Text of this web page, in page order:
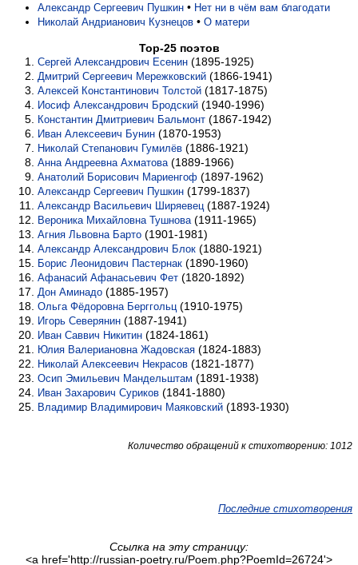
Александр Сергеевич Пушкин • Нет ни в чём вам благодати
Николай Андрианович Кузнецов • О матери
Top-25 поэтов
Сергей Александрович Есенин (1895-1925)
Дмитрий Сергеевич Мережковский (1866-1941)
Алексей Константинович Толстой (1817-1875)
Иосиф Александрович Бродский (1940-1996)
Константин Дмитриевич Бальмонт (1867-1942)
Иван Алексеевич Бунин (1870-1953)
Николай Степанович Гумилёв (1886-1921)
Анна Андреевна Ахматова (1889-1966)
Анатолий Борисович Мариенгоф (1897-1962)
Александр Сергеевич Пушкин (1799-1837)
Александр Васильевич Ширяевец (1887-1924)
Вероника Михайловна Тушнова (1911-1965)
Агния Львовна Барто (1901-1981)
Александр Александрович Блок (1880-1921)
Борис Леонидович Пастернак (1890-1960)
Афанасий Афанасьевич Фет (1820-1892)
Дон Аминадо (1885-1957)
Ольга Фёдоровна Берггольц (1910-1975)
Игорь Северянин (1887-1941)
Иван Саввич Никитин (1824-1861)
Юлия Валериановна Жадовская (1824-1883)
Николай Алексеевич Некрасов (1821-1877)
Осип Эмильевич Мандельштам (1891-1938)
Иван Захарович Суриков (1841-1880)
Владимир Владимирович Маяковский (1893-1930)
Количество обращений к стихотворению: 1012
Последние стихотворения
Ссылка на эту страницу:
<a href='http://russian-poetry.ru/Poem.php?PoemId=26724'>